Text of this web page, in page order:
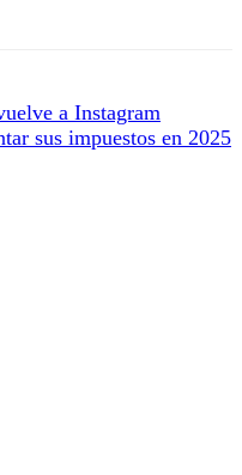
a Instagram
sus impuestos en 2025